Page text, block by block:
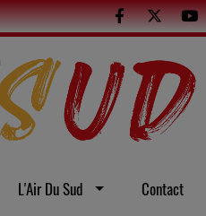
L'Air Du Sud Contact